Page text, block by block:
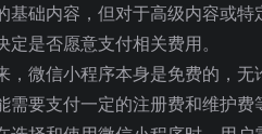
基础内容，但对于高级内容或
定是否愿意支付相关费用。
，微信小程序本身是免费的，
需要支付一定的注册费和维护费